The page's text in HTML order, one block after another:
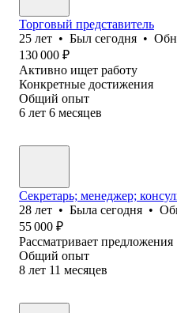
Торговый представитель
25 лет • Был сегодня •
130 000 ₽
Активно ищет работу
Конкретные достижения
Общий опыт
6 лет 6 месяцев
Секретарь; менеджер;
28 лет • Была сегодня •
55 000 ₽
Рассматривает предложения
Общий опыт
8 лет 11 месяцев